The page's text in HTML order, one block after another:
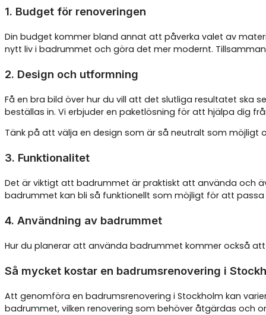
1. Budget för renoveringen
Din budget kommer bland annat att påverka valet av
nytt liv i badrummet och göra det mer modernt.
2. Design och utformning
Få en bra bild över hur du vill att det slutliga resultatet ska
beställas in. Vi erbjuder en paketlösning för att hjälpa dig
Tänk på att välja en design som är så neutralt som möjligt
3. Funktionalitet
Det är viktigt att badrummet är praktiskt att använda och
badrummet kan bli så funktionellt som möjligt för att passa
4. Användning av badrummet
Hur du planerar att använda badrummet kommer också
Så mycket kostar en badrumsrenovering i
Att genomföra en badrumsrenovering i Stockholm kan
badrummet, vilken renovering som behöver åtgärdas och